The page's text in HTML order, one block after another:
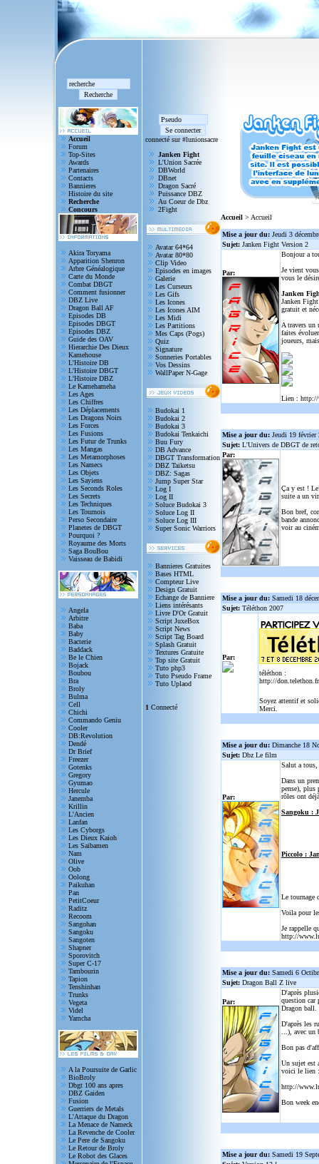
Accueil
Forum
Top-Sites
Awards
Partenaires
Contacts
Bannieres
Histoire du site
Recherche
Concours
connecté sur #lunionsacre
Janken Fight
L'Union Sacrée
DBWorld
DBnet
Dragon Sacré
Puissance DBZ
Au Coeur de Dbz
2Fight
Akira Toryama
Apparition Shenron
Arbre Généalogique
Carte du Monde
Combat DBGT
Comment fusionner
DBZ Live
Dragon Ball AF
Episodes DB
Episodes DBGT
Episodes DBZ
Guide des OAV
Hierarchie Des Dieux
Kamehouse
L'Histoire DB
L'Histoire DBGT
L'Histoire DBZ
Le Kamehameha
Les Ages
Les Chiffres
Les Déplacements
Les Dragons Noirs
Les Forces
Les Fusions
Les Futur de Trunks
Les Mangas
Les Metamorphoses
Les Namecs
Les Objets
Les Sayiens
Les Seconds Roles
Les Secrets
Les Techniques
Les Tournois
Perso Secondaire
Planetes de DBGT
Pourquoi ?
Royaume des Morts
Saga BouBou
Vaisseau de Babidi
Angela
Arbitre
Baba
Baby
Bacterie
Baddack
Be le Chien
Bojack
Boubou
Bra
Broly
Bulma
Cell
Chichi
Commando Geniu
Cooler
DB:Revolution
Dendé
Dr Brief
Freezer
Gotenks
Gregory
Gyumao
Hercule
Janemba
Krillin
L'Ancien
Lanfan
Les Cyborgs
Les Dieux Kaioh
Les Saibamen
Nam
Olive
Oob
Oolong
Paikuhan
Pan
PetitCoeur
Raditz
Recoom
Sangohan
Sangoku
Sangoten
Shapner
Sporovitch
Super C-17
Tambourin
Tapion
Tenshinhan
Trunks
Vegeta
Videl
Yamcha
A la Poursuite de Garlic
BioBroly
Dbgt 100 ans apres
DBZ Gaiden
Fusion
Guerriers de Metals
L'Attaque du Dragon
La Menace de Nameck
La Revenche de Cooler
Le Pere de Sangoku
Le Retour de Broly
Le Robot des Glaces
Avatar 64*64
Avatar 80*80
Clip Video
Episodes en images
Galerie
Les Curseurs
Les Gifs
Les Icones
Les Icones AIM
Les Midi
Les Partitions
Mes Caps (Pogs)
Quiz
Signature
Sonneries Portables
Vos Dessins
WallPaper N-Gage
Budokai 1
Budokai 2
Budokai 3
Budokai Tenkaichi
Buu Fury
DB Advance
DBGT Transformation
DBZ Taiketsu
DBZ: Sagas
Jump Super Star
Log I
Log II
Soluce Budokai 3
Soluce Log II
Soluce Log III
Super Sonic Warriors
Bannieres Gratuites
Bases HTML
Compteur Live
Design Gratuit
Echange de Banniere
Liens intérésants
Livre D'Or Gratuit
Script JuxeBox
Script News
Script Tag Board
Splash Gratuit
Textures Gratuite
Top site Gratuit
Tuto php3
Tuto Pseudo Frame
Tuto Uplaod
1 Connecté
Accueil > Accueil
Mise a jour du: Jeudi 3
Sujet: Janken Fight Version 2
Par:
Bonjour a
Je vient
vous le
Janken
Janken
gratuit et
A travers un
faites
joueurs,
Lien : http://
Mise a jour du: Jeudi 19 février
Sujet: L'Univers de DBGT de
Par:
Ça y est !
suite a un
Bon bref,
bande
voir au
Mise a jour du: Samedi 18
Sujet: Téléthon 2007
Par:
téléthon :
http://
Soyez attentif et
Merci.
Mise a jour du: Dimanche 18
Sujet: Dbz Le film
Par:
Salut a
Dans un
pense), plus
rôles ont
Sangoku :
Piccolo :
Le tournage
Voila pour
Je rappelle
http://
Mise a jour du: Samedi 6
Sujet: Dragon Ball Z live
Par:
D'après
question car
Dragon ball.
D'après les
...), avec
Bon pas
Un sujet est
voici le lien :
http://
Bon week
Mise a jour du: Samedi 19